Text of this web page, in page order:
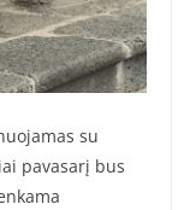
su
pavasarį bus